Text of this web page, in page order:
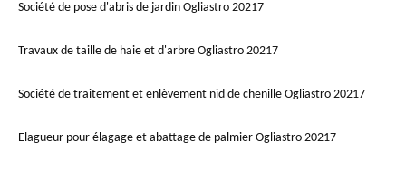
Société de pose d'abris de jardin Ogliastro 20217
Travaux de taille de haie et d'arbre Ogliastro 20217
Société de traitement et enlèvement nid de chenille Ogliastro 20217
Elagueur pour élagage et abattage de palmier Ogliastro 20217